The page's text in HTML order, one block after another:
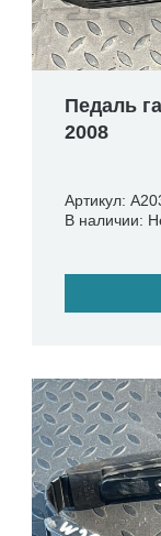
Педаль
2008
Артикул: